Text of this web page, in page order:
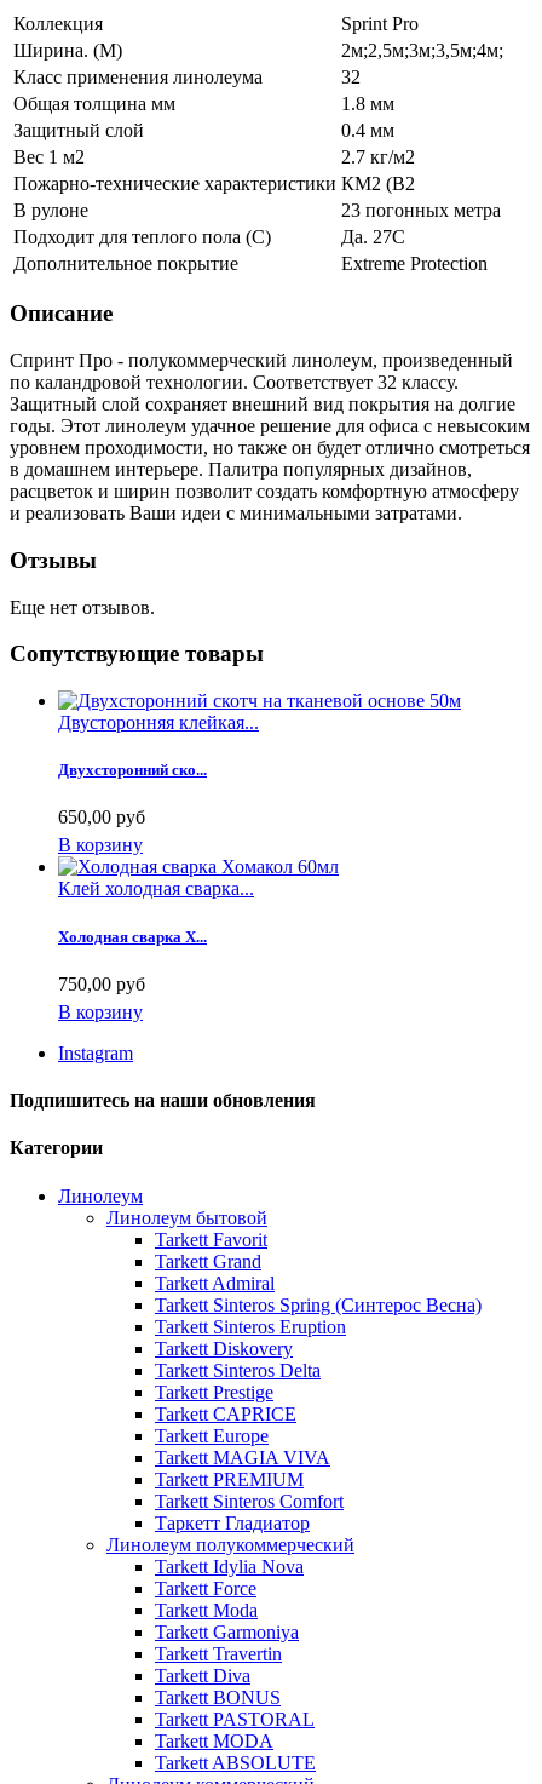
Коллекция
Sprint Pro
Ширина. (М)
2м;2,5м;3м;3,5м;4м;
Класс применения линолеума
32
Общая толщина мм
1.8 мм
Защитный слой
0.4 мм
Вес 1 м2
2.7 кг/м2
Пожарно-технические характеристики КМ2 (В2
В рулоне
23 погонных метра
Подходит для теплого пола (С)
Да. 27С
Дополнительное покрытие
Extreme Protection
Описание
Спринт Про - полукоммерческий линолеум, произведенный
по каландровой технологии. Соответствует 32 классу.
Защитный слой сохраняет внешний вид покрытия на долгие
годы. Этот линолеум удачное решение для офиса с невысоким
уровнем проходимости, но также он будет отлично смотреться
в домашнем интерьере. Палитра популярных дизайнов,
расцветок и ширин позволит создать комфортную атмосферу
и реализовать Ваши идеи с минимальными затратами.
Отзывы
Еще нет отзывов.
Сопутствующие товары
Двусторонняя клейкая...
Двухсторонний ско...
650,00 руб
В корзину
Клей холодная сварка...
Холодная сварка Х...
750,00 руб
В корзину
Instagram
Подпишитесь на наши обновления
Категории
Линолеум
Линолеум бытовой
Tarkett Favorit
Tarkett Grand
Tarkett Admiral
Tarkett Sinteros Spring (Синтерос Весна)
Tarkett Sinteros Eruption
Tarkett Diskovery
Tarkett Sinteros Delta
Tarkett Prestige
Tarkett CAPRICE
Tarkett Europe
Tarkett MAGIA VIVA
Tarkett PREMIUM
Tarkett Sinteros Comfort
Таркетт Гладиатор
Линолеум полукоммерческий
Tarkett Idylia Nova
Tarkett Force
Tarkett Moda
Tarkett Garmoniya
Tarkett Travertin
Tarkett Diva
Tarkett BONUS
Tarkett PASTORAL
Tarkett MODA
Tarkett ABSOLUTE